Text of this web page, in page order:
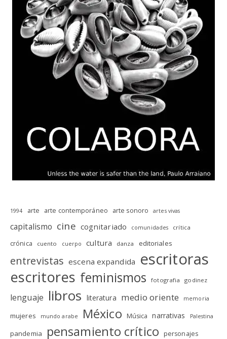
1994 arte arte contemporáneo arte sonoro artes vivas
capitalismo cine cognitariado comunidades crítica
crónica cuento cuerpo cultura danza editoriales
entrevistas escena expandida escritoras
escritores feminismos fotografia godinez
lenguaje libros literatura medio oriente memoria
mujeres mundo arabe México Música narrativas Palestina
pandemia pensamiento crítico personajes